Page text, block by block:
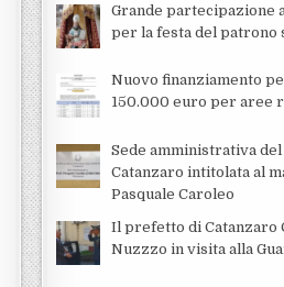
Grande partecipazione
per la festa del patrono
Nuovo finanziamento
150.000 euro per aree
Sede amministrativa del
Catanzaro intitolata al
Pasquale Caroleo
Il prefetto di Catanzaro
Nuzzzo in visita alla